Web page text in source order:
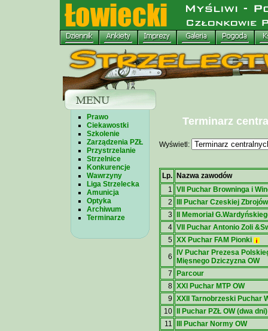
Prawo
Ciekawostki
Szkolenie
Zarządzenia PZŁ
Przystrzelanie
Strzelnice
Konkurencje
Wawrzyny
Liga Strzelecka
Amunicja
Optyka
Archiwum
Terminarze
Terminarz
Wyświetl:
Lp.
Nazwa zawodów
1 VII Puchar Browninga i
2
III Puchar Czeskiej
3
II Memoriał
4 VII Puchar Antonio Zoli
5 XX Puchar FAM Pionki
6
IV Puchar Prezesa
Mięsnego Dziczyzna OW
7
Parcour
8 XXI Puchar MTP OW
9 XXII Tarnobrzeski Puchar
10
II Puchar PZŁ OW (dwa dni)
11
III Puchar Normy OW